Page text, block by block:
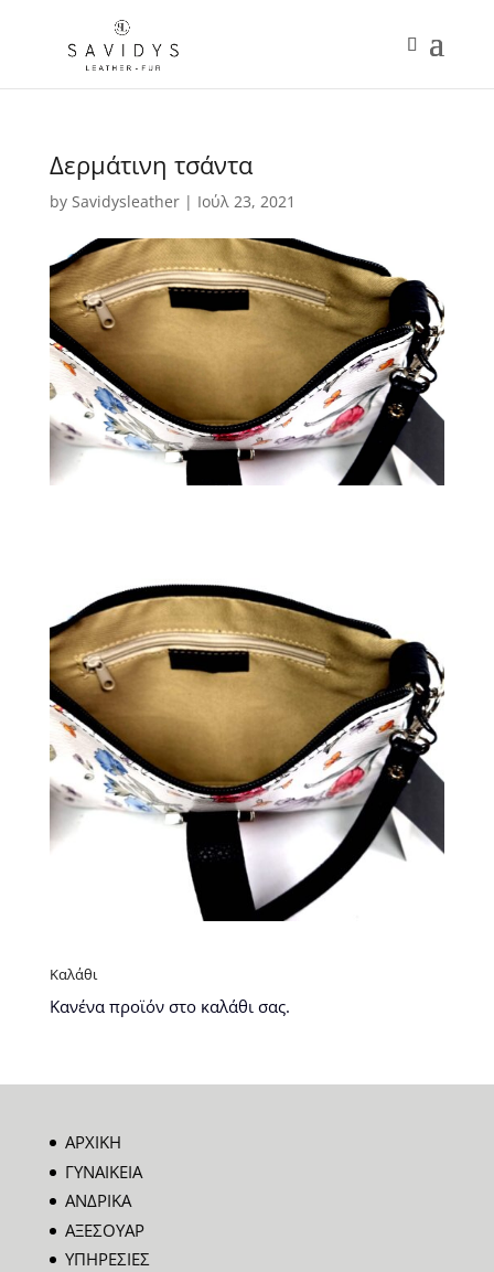
Δερμάτινη τσάντα
by Savidysleather| Ιούλ 23, 2021
Καλάθι
Κανένα προϊόν στο καλάθι σας.
ΑΡΧΙΚΗ
ΓΥΝΑΙΚΕΙΑ
ΑΝΔΡΙΚΑ
ΑΞΕΣΟΥΑΡ
ΥΠΗΡΕΣΙΕΣ